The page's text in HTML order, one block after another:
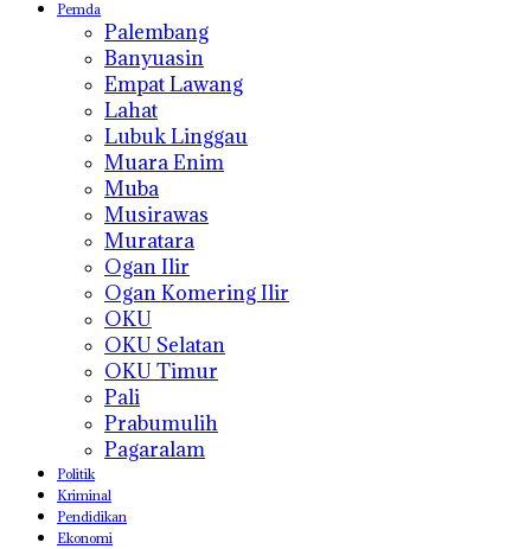
Pemda
Palembang
Banyuasin
Empat Lawang
Lahat
Lubuk Linggau
Muara Enim
Muba
Musirawas
Muratara
Ogan Ilir
Ogan Komering Ilir
OKU
OKU Selatan
OKU Timur
Pali
Prabumulih
Pagaralam
Politik
Kriminal
Pendidikan
Ekonomi